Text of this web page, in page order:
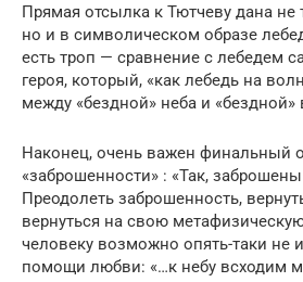
Прямая отсылка к Тютчеву дана не
но и в символическом образе
есть троп — сравнение с лебедем
героя, который, «как лебедь на
между «бездной» неба и
Наконец, очень важен финальный
«заброшенности» : «Так,
Преодолеть заброшенность,
вернуться на свою
человеку возможно опять-таки не
помощи любви: «…к небу всходим